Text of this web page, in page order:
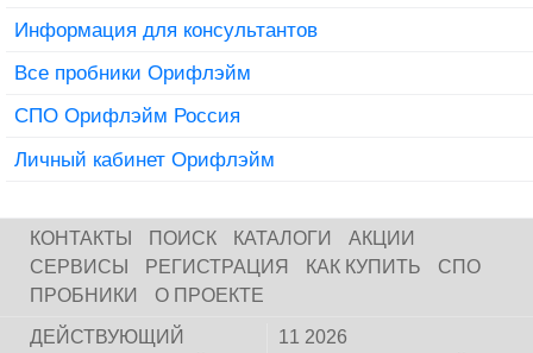
Информация для консультантов
Все пробники Орифлэйм
СПО Орифлэйм Россия
Личный кабинет Орифлэйм
КОНТАКТЫ ПОИСК КАТАЛОГИ
АКЦИИ
СЕРВИСЫ
РЕГИСТРАЦИЯ КАК КУПИТЬ
СПО
ПРОБНИКИ
О ПРОЕКТЕ
ДЕЙСТВУЮЩИЙ
11 2026